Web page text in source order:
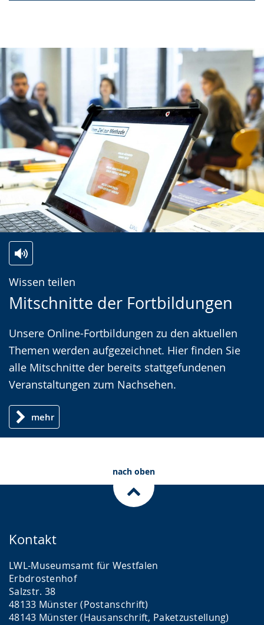
Wissen teilen
Mitschnitte der Fortbildungen
Unsere Online-Fortbildungen zu den aktuellen
Themen werden aufgezeichnet. Hier finden Sie
alle Mitschnitte der bereits stattgefundenen
Veranstaltungen zum Nachsehen.
mehr
Leichten
Sprache
Audio-
Unterstützung.
Video
in
Gebärdensprache
wird
angezeigt.
nach oben
Kontakt
LWL-Museumsamt für Westfalen
Erbdrostenhof
Salzstr. 38
48133 Münster (Postanschrift)
48143 Münster (Hausanschrift, Paketzustellung)